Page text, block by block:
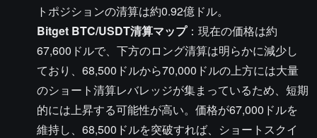
トポジションの清算は約0.92億ドル。
Bitget BTC/USDT清算マップ：現在の価格は約
67,600ドルで、下方のロング清算は明らかに減少し
ており、68,500ドルから70,000ドルの上方には大量
のショート清算レバレッジが集まっているため、短期
的には上昇する可能性が高い。価格が67,000ドルを
維持し、68,500ドルを突破すれば、ショートスクイ